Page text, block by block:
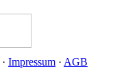
· Impressum · AGB